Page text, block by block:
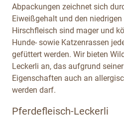
Abpackungen zeichnet sich
Eiweißgehalt und den
Hirschfleisch sind mager und
Hunde- sowie Katzenrassen
gefüttert werden. Wir bieten
Leckerli an, das aufgrund
Eigenschaften auch an
werden darf.
Pferdefleisch-Leckerli